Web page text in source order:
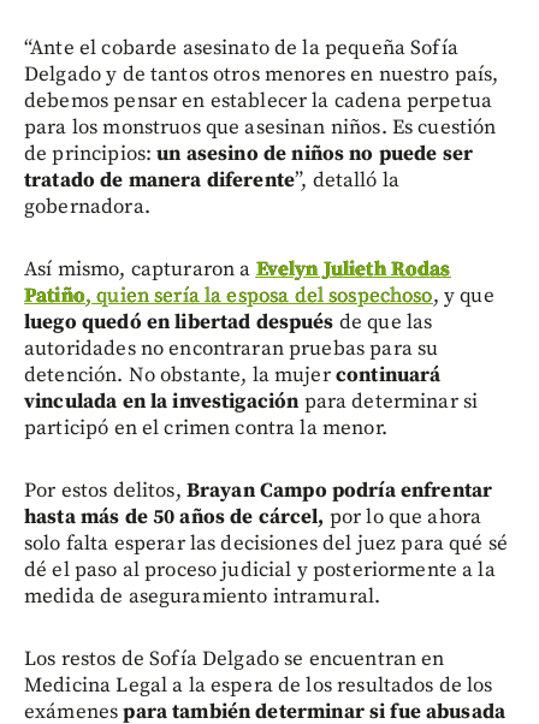
“Ante el cobarde asesinato de la pequeña Sofía
Delgado y de tantos otros menores en nuestro país,
debemos pensar en establecer la cadena perpetua
para los monstruos que asesinan niños. Es cuestión
de principios:un asesino de niños no puede ser
tratado de manera diferente”, detalló la
gobernadora.
Así mismo, capturaron a Evelyn Julieth Rodas
Patiño, quien sería la esposa del sospechoso, y que
luego quedó en libertad después de que las
autoridades no encontraran pruebas para su
detención. No obstante, la mujercontinuará
vinculada en la investigación para determinar si
participó en el crimen contra la menor.
Por estos delitos, Brayan Campo podría enfrentar
hasta más de 50 años de cárcel, por lo que ahora
solo falta esperar las decisiones del juez para qué sé
dé el paso al proceso judicial y posteriormente a la
medida de aseguramiento intramural.
Los restos de Sofía Delgado se encuentran en
Medicina Legal a la espera de los resultados de los
exámenespara también determinar si fue abusada